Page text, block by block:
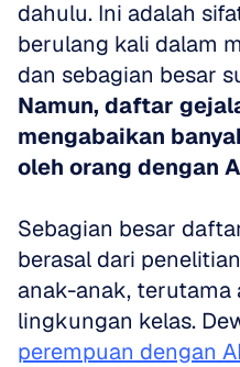
dahulu. Ini adalah
berulang kali dalam
Namun, daftar
mengabaikan
oleh orang dengan
Sebagian besar
berasal dari
anak-anak, terutama
lingkungan kelas.
perempuan dengan